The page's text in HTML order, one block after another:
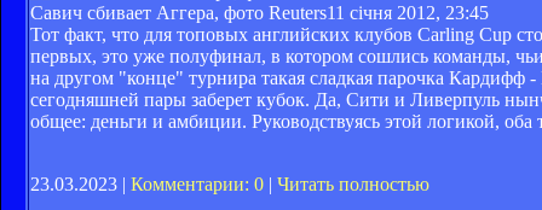
Савич сбивает Аггера, фото Reuters11 січня 2012, 23:45
Тот факт, что для топовых английских клубов Carling Cup
первых, это уже полуфинал, в котором сошлись команды,
на другом "конце" турнира такая сладкая парочка Кардифф -
сегодняшней пары заберет кубок. Да, Сити и Ливерпуль
общее: деньги и амбиции. Руководствуясь этой логикой, оба
23.03.2023 | Комментарии: 0 | Читать полностью